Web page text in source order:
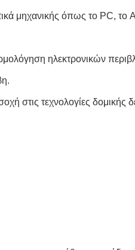
μηχανικής όπως το PC, το
ηλεκτρονικών
στις τεχνολογίες